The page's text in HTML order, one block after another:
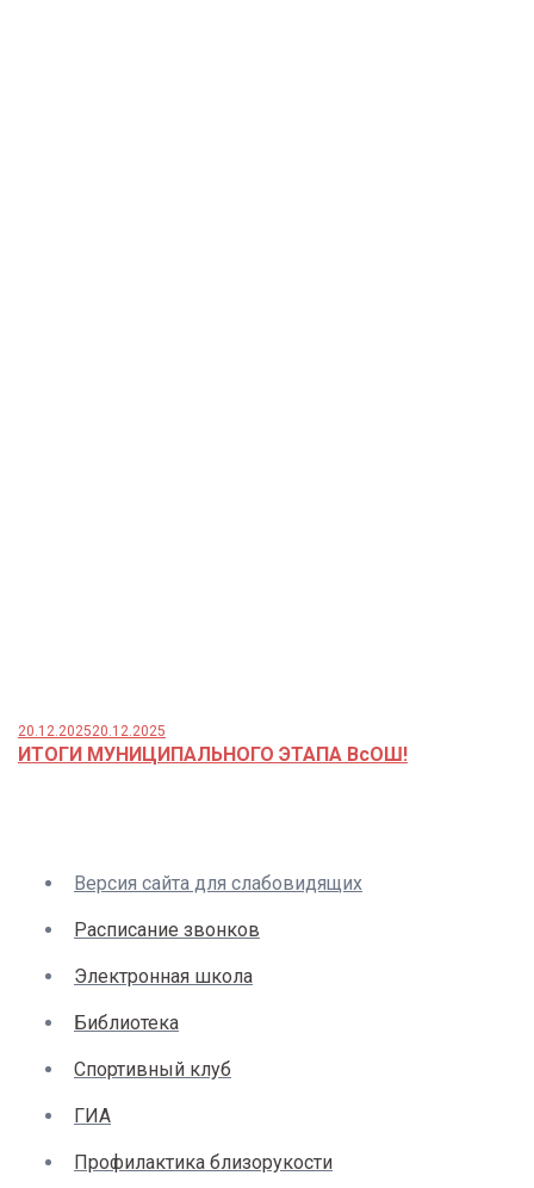
20.12.202520.12.2025
ИТОГИ МУНИЦИПАЛЬНОГО ЭТАПА ВсОШ!
Версия сайта для слабовидящих
Расписание звонков
Электронная школа
Библиотека
Спортивный клуб
ГИА
Профилактика близорукости